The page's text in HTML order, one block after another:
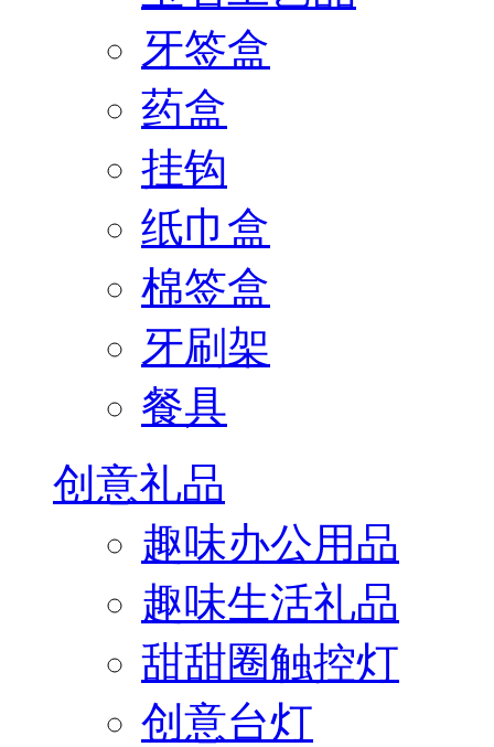
牙签盒
药盒
挂钩
纸巾盒
棉签盒
牙刷架
餐具
创意礼品
趣味办公用品
趣味生活礼品
甜甜圈触控灯
创意台灯